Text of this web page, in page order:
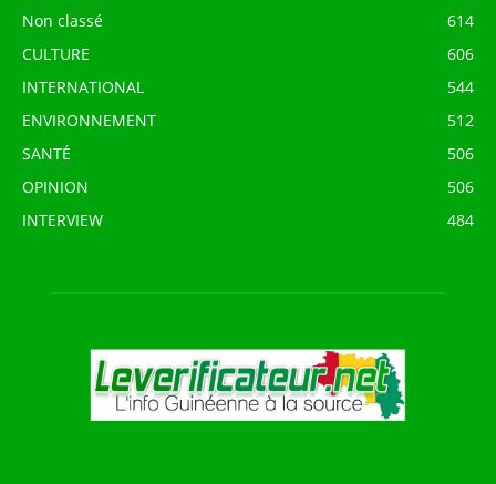
Non classé
614
CULTURE
606
INTERNATIONAL
544
ENVIRONNEMENT
512
SANTÉ
506
OPINION
506
INTERVIEW
484